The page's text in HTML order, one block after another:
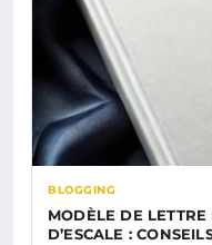
BLOGGING
MODÈLE DE
D’ESCALE :